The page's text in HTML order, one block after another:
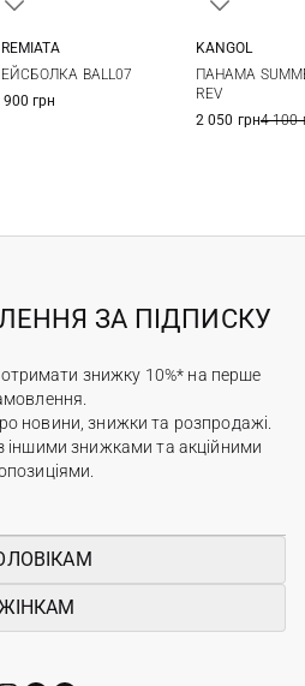
BALL07
900 грн
KANGOL
ПАНАМА
REV
2 050 грн4 100
ЗА ПІДПИСКУ
знижку 10%* на перше
новини, знижки та розпродажі.
іншими знижками та акційними